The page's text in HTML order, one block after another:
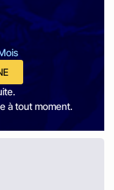
à tout moment.